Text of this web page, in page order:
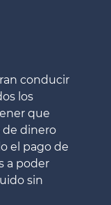
conducir
los
que
de dinero
el pago de
a poder
sin